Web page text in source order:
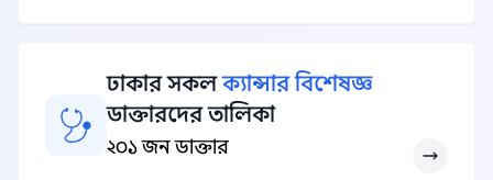
ঢাকার সকলক্যান্সার বিশেষজ্ঞ
ডাক্তারদের তালিকা
২০১ জন ডাক্তার